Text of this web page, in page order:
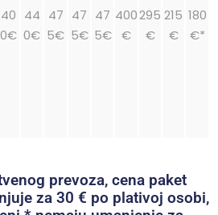
40
0€
44
0€
47
5€
47
5€
47
5€
400
€
295
€
215
€
180
€*
prevoza, cena paket
za 30 € po plativoj osobi,